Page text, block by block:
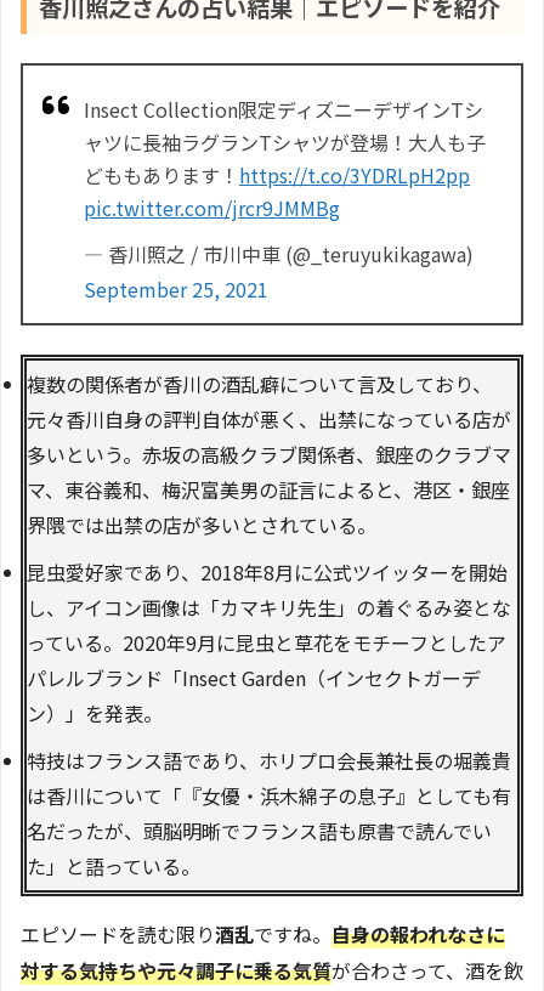
Insect Collection限定ディズニーデザインTシ
ャツに長袖ラグランTシャツが登場！大人も子
どももあります！ https://t.co/3YDRLpH2pp
pic.twitter.com/jrcr9JMMBg
— 香川照之 / 市川中車 (@_teruyukikagawa)
September 25, 2021
複数の関係者が香川の酒乱癖について言及しており、
元々香川自身の評判自体が悪く、出禁になっている店が
多いという。赤坂の高級クラブ関係者、銀座のクラブマ
マ、東谷義和、梅沢富美男の証言によると、港区・銀座
界隈では出禁の店が多いとされている。
昆虫愛好家であり、2018年8月に公式ツイッターを開始
し、アイコン画像は「カマキリ先生」の着ぐるみ姿とな
っている。2020年9月に昆虫と草花をモチーフとしたア
パレルブランド「Insect Garden（インセクトガーデ
ン）」を発表。
特技はフランス語であり、ホリプロ会長兼社長の堀義貴
は香川について「『女優・浜木綿子の息子』としても有
名だったが、頭脳明晰でフランス語も原書で読んでい
た」と語っている。
エピソードを読む限り酒乱ですね。 自身の報われなさに
対する気持ちや元々調子に乗る気質が合わさって、酒を飲